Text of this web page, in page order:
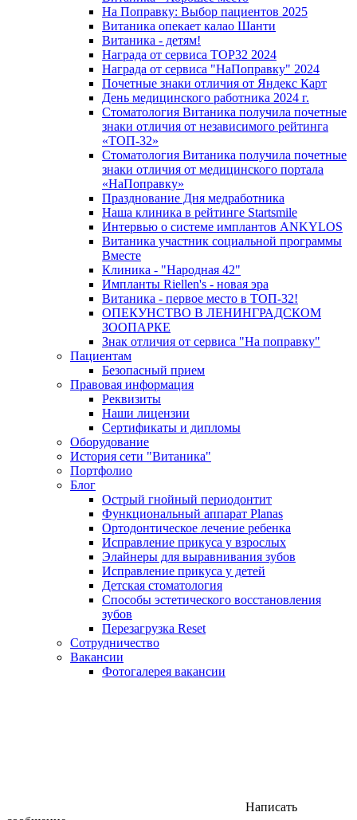
На Поправку: Выбор пациентов 2025
Витаника опекает калао Шанти
Витаника - детям!
Награда от сервиса TOP32 2024
Награда от сервиса "НаПоправку" 2024
Почетные знаки отличия от Яндекс Карт
День медицинского работника 2024 г.
Стоматология Витаника получила почетные
знаки отличия от независимого рейтинга
«ТОП-32»
Стоматология Витаника получила почетные
знаки отличия от медицинского портала
«НаПоправку»
Празднование Дня медработника
Наша клиника в рейтинге Startsmile
Интервью о системе имплантов ANKYLOS
Витаника участник социальной программы
Вместе
Клиника - "Народная 42"
Импланты Riellen's - новая эра
Витаника - первое место в ТОП-32!
ОПЕКУНСТВО В ЛЕНИНГРАДСКОМ
ЗООПАРКЕ
Знак отличия от сервиса "На поправку"
Пациентам
Безопасный прием
Правовая информация
Реквизиты
Наши лицензии
Сертификаты и дипломы
Оборудование
История сети "Витаника"
Портфолио
Блог
Острый гнойный периодонтит
Функциональный аппарат Planas
Ортодонтическое лечение ребенка
Исправление прикуса у взрослых
Элайнеры для выравнивания зубов
Исправление прикуса у детей
Детская стоматология
Способы эстетического восстановления
зубов
Перезагрузка Reset
Сотрудничество
Вакансии
Фотогалерея вакансии
Написать